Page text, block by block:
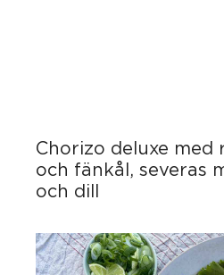
Chorizo deluxe med
och fänkål, severas
och dill